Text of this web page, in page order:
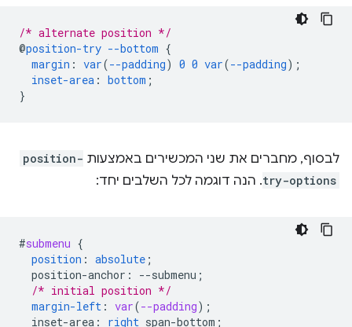
/* alternate position */
@position-try --bottom {
margin : var(--padding) 0 0 var(--padding);
inset-area : bottom ;
}
לבסוף, מחברים את שני המכשירים באמצעות position-
try-options. הנה דוגמה לכל השלבים יחד:
#submenu {
position : absolute ;
position-anchor : --submenu ;
/* initial position */
margin-left : var(--padding);
inset-area : right span-bottom ;